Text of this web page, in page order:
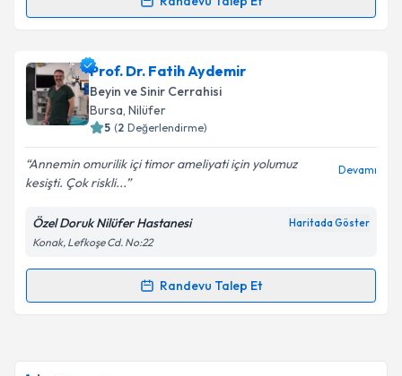
Randevu Takvimi Talebi
Op. Dr. Duygu Baykaliçin randevu takvimi talebi
oluşturun. Size bu uzmandan randevu almanız için bir
takvim hazırlandığında e-posta ile bilgilendireceğiz.
Kişisel verilerimin işlenmesine ilişkin
Aydınlatma
Metni'ni okudum ve kişisel verilerimin belirtilen
kapsamda işlenmesini kabul ediyorum.
Prof. Dr. Fatih Aydemir
Beyin ve Sinir Cerrahisi
Bursa, Nilüfer
5 (2 Değerlendirme)
Annemin omurilik içi timor ameliyati için yolumuz
kesişti. Çok riskli...
Devamı
Özel Doruk Nilüfer Hastanesi Haritada Göster
Konak, Lefkoşe Cd. No:22
Randevu Talep Et
Randevu Takvimi Talebi